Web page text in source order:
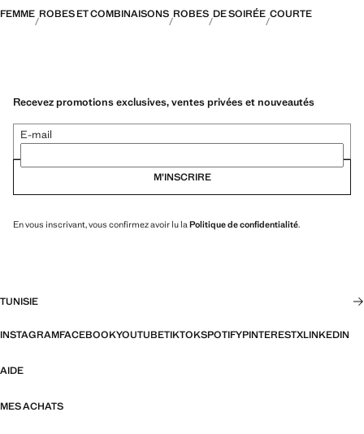
FEMME ROBES ET COMBINAISONS ROBES DE SOIRÉE COURTE
Recevez promotions exclusives, ventes privées et nouveautés
E-mail
M’INSCRIRE
En vous inscrivant, vous confirmez avoir lu la Politique de confidentialité.
TUNISIE
INSTAGRAMFACEBOOKYOUTUBETIKTOKSPOTIFYPINTERESTXLINKEDIN
AIDE
MES ACHATS